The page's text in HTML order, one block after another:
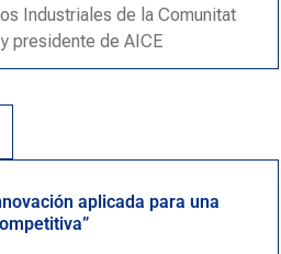
Industriales de la Comunitat
presidente de AICE
aplicada para una